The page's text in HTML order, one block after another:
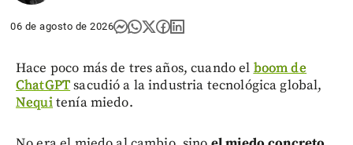
06 de agosto de 2026
Hace poco más de tres años, cuando el boom de
ChatGPTsacudió a la industria tecnológica global,
Nequitenía miedo.